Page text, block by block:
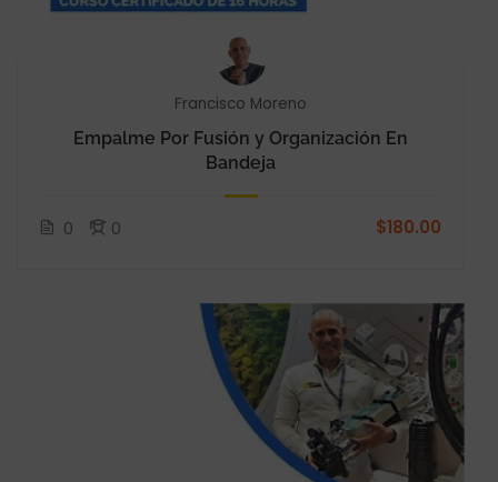
Francisco Moreno
Empalme Por Fusión y Organización En
Bandeja
0 0 $180.00